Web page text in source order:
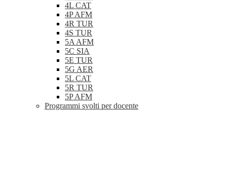
4L CAT
4P AFM
4R TUR
4S TUR
5A AFM
5C SIA
5E TUR
5G AER
5L CAT
5R TUR
5P AFM
Programmi svolti per docente